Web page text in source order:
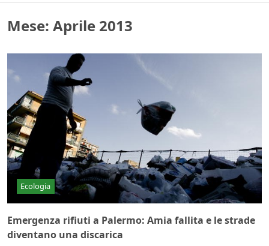
Mese: Aprile 2013
Ecologia
Emergenza rifiuti a Palermo: Amia fallita e le strade
diventano una discarica